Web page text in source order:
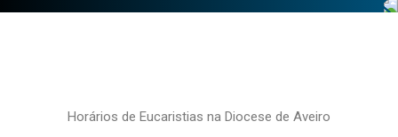
Horários de Eucaristias na Diocese de Aveiro